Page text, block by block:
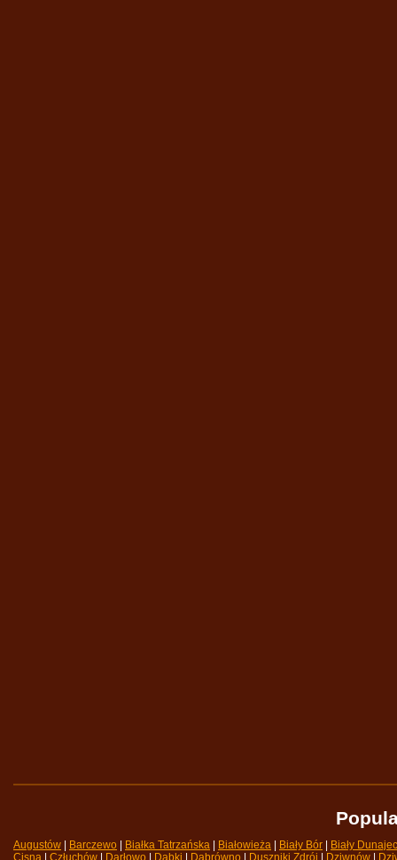
Augustów Barczewo Białka Tatrzańska Białowieża Biały Bór
Biały Dunajec
Cisna
Człuchów Darłowo Dąbki Dąbrówno Duszniki Zdrój Dziwnów